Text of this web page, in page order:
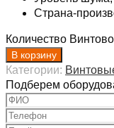
Страна-
Количество
В корзину
Категории:
Подберем